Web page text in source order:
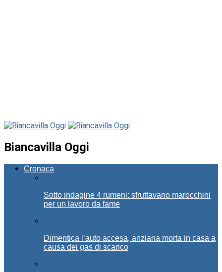
Biancavilla Oggi
Cronaca
Sotto indagine 4 rumeni: sfruttavano marocchini
per un lavoro da fame
Dimentica l’auto accesa, anziana morta in casa a
causa dei gas di scarico